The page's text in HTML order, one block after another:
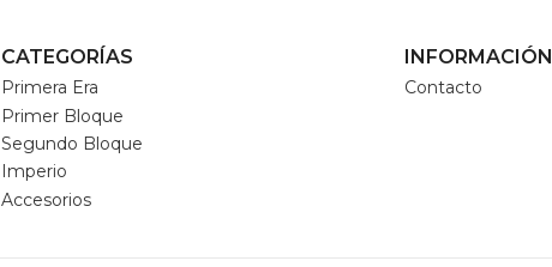
CATEGORÍAS
Primera Era
Primer Bloque
Segundo Bloque
Imperio
Accesorios
INFORMACIÓN
Contacto